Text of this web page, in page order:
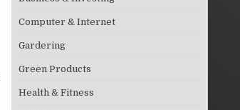
Computer & Internet
Gardering
Green Products
Health & Fitness